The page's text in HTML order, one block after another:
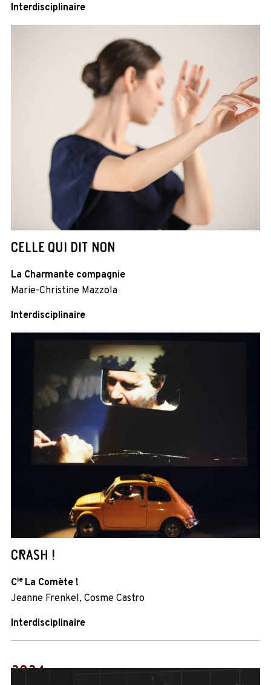
Interdisciplinaire
CELLE QUI DIT NON
La Charmante compagnie
Marie-Christine Mazzola
Interdisciplinaire
CRASH !
Cie La Comète !
Jeanne Frenkel, Cosme Castro
Interdisciplinaire
2024